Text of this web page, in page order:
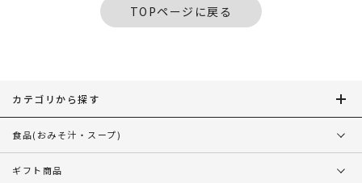
TOPページに戻る
カテゴリから探す
食品(おみそ汁・スープ)
ギフト商品